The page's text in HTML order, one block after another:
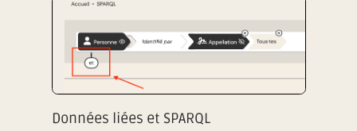
Données liées et SPARQL